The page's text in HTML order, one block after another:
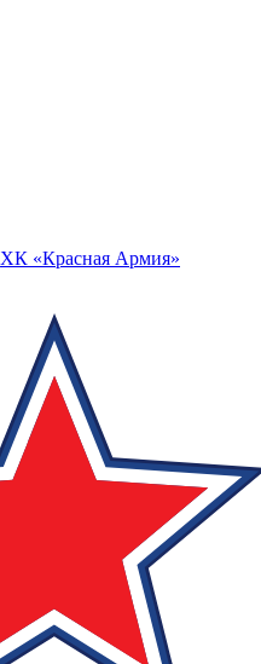
ХК «Красная Армия»